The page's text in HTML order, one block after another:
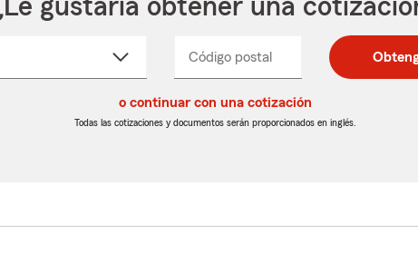
gustaría obtener una
Código postal
postal
de
postal
de
_____
o continuar con una cotización
Todas las cotizaciones y documentos serán proporcionados en inglés.